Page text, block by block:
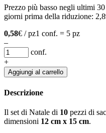
Prezzo più basso negli ultimi 30
giorni prima della riduzione:
0,58€ / pz1 conf. = 5 pz
–
conf.
+
Aggiungi al carrello
Descrizione
Il set di Natale di 10 pezzi di
dimensioni 12 cm x 15 cm.